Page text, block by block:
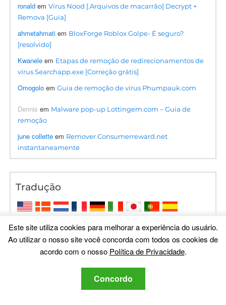
ronald emVírus Nood [.Arquivos de macarrão] Decrypt +
Remova [Guia]
ahmetahmati em BloxForge Roblox Golpe- É seguro?
[resolvido]
Kwanele em Etapas de remoção de redirecionamentos de
vírus Searchapp.exe [Correção grátis]
Omogolo emGuia de remoção de vírus Phumpauk.com
Dennis em Malware pop-up Lottingem.com – Guia de
remoção
june collette em Remover Consumerreward.net
instantaneamente
Tradução
Este site utiliza cookies para melhorar a experiência do usuário.
Ao utilizar o nosso site você concorda com todos os cookies de
acordo com o nosso Política de Privacidade.
Concordo